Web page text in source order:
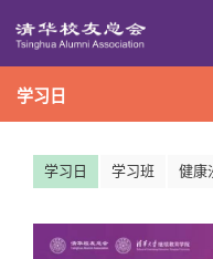
校友
三创
学习日
学习日 学习班 健康